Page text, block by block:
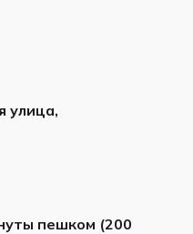
улица,
пешком (200